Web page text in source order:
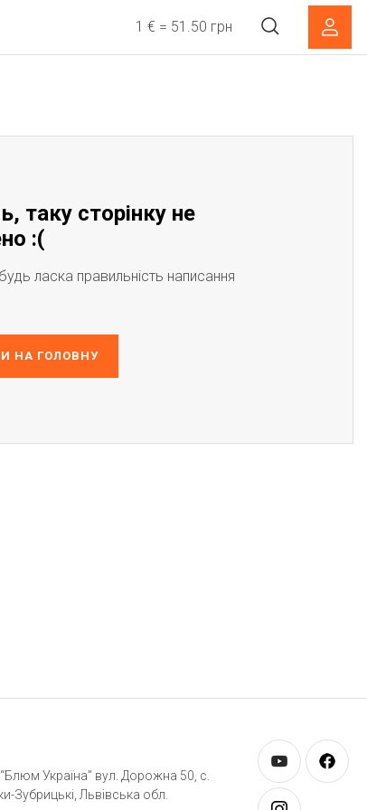
1 € = 51.50 грн
таку сторінку не
:(
ласка правильність написання
НА ГОЛОВНУ
Україна” вул. Дорожна 50, c.
Зубрицькі, Львівська обл.